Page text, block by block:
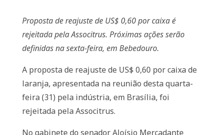
Proposta de reajuste de US$ 0,60 por caixa é
rejeitada pela Associtrus. Próximas ações serão
definidas na sexta-feira, em Bebedouro.
A proposta de reajuste de US$ 0,60 por caixa de
laranja, apresentada na reunião desta quarta-
feira (31) pela indústria, em Brasília, foi
rejeitada pela Associtrus.
No gabinete do senador Aloísio Mercadante